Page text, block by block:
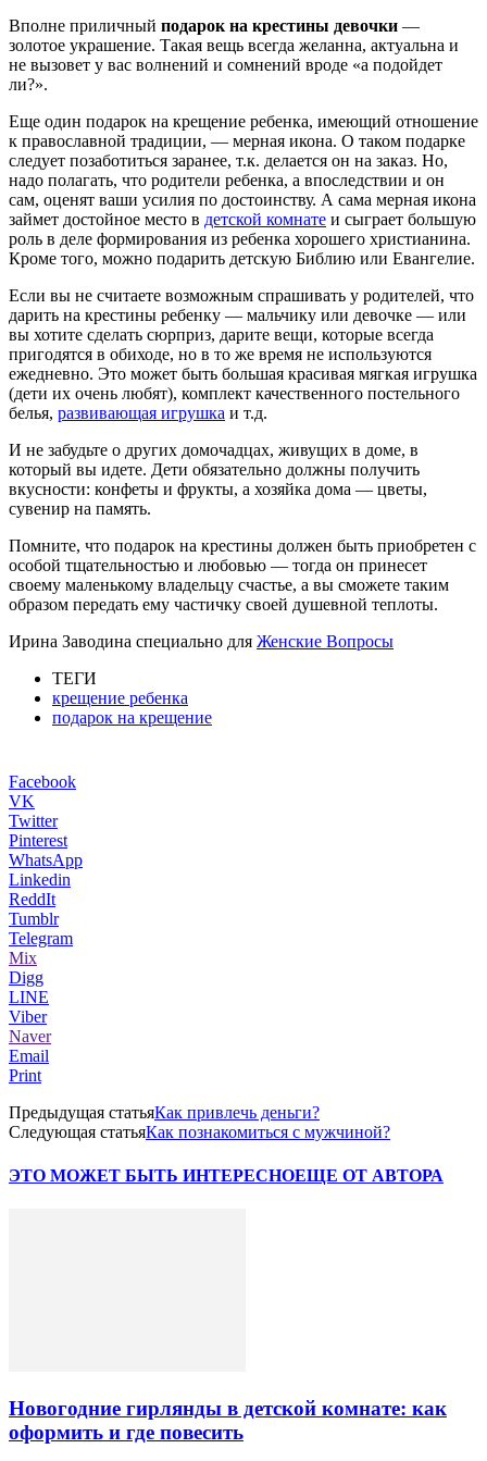
Вполне приличный подарок на крестины девочки —
золотое украшение. Такая вещь всегда желанна, актуальна и
не вызовет у вас волнений и сомнений вроде «а подойдет
ли?».
Еще один подарок на крещение ребенка, имеющий отношение
к православной традиции, — мерная икона. О таком подарке
следует позаботиться заранее, т.к. делается он на заказ. Но,
надо полагать, что родители ребенка, а впоследствии и он
сам, оценят ваши усилия по достоинству. А сама мерная икона
займет достойное место в детской комнате и сыграет большую
роль в деле формирования из ребенка хорошего христианина.
Кроме того, можно подарить детскую Библию или Евангелие.
Если вы не считаете возможным спрашивать у родителей, что
дарить на крестины ребенку — мальчику или девочке — или
вы хотите сделать сюрприз, дарите вещи, которые всегда
пригодятся в обиходе, но в то же время не используются
ежедневно. Это может быть большая красивая мягкая игрушка
(дети их очень любят), комплект качественного постельного
белья, развивающая игрушка и т.д.
И не забудьте о других домочадцах, живущих в доме, в
который вы идете. Дети обязательно должны получить
вкусности: конфеты и фрукты, а хозяйка дома — цветы,
сувенир на память.
Помните, что подарок на крестины должен быть приобретен с
особой тщательностью и любовью — тогда он принесет
своему маленькому владельцу счастье, а вы сможете таким
образом передать ему частичку своей душевной теплоты.
Ирина Заводина специально для Женские Вопросы
ТЕГИ
крещение ребенка
подарок на крещение
Facebook
VK
Twitter
Pinterest
WhatsApp
Linkedin
ReddIt
Tumblr
Telegram
Mix
Digg
LINE
Viber
Naver
Email
Print
Предыдущая статьяКак привлечь деньги?
Следующая статьяКак познакомиться с мужчиной?
ЭТО МОЖЕТ БЫТЬ ИНТЕРЕСНОЕЩЕ ОТ АВТОРА
Новогодние гирлянды в детской комнате: как
оформить и где повесить